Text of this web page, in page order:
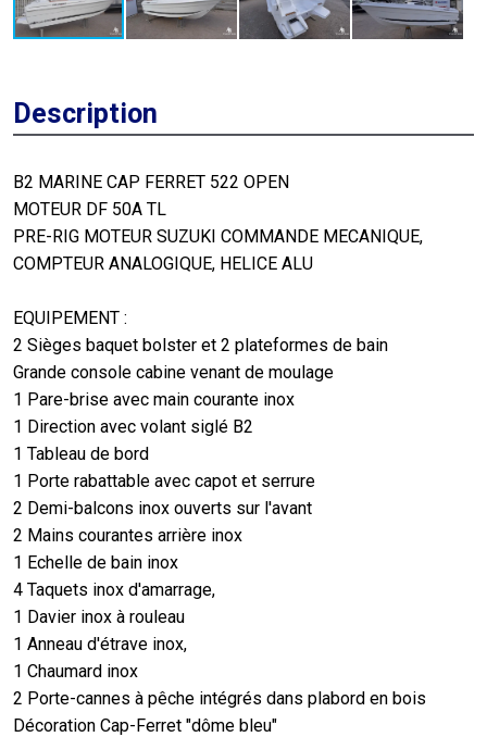
Description
B2 MARINE CAP FERRET 522 OPEN
MOTEUR DF 50A TL
PRE-RIG MOTEUR SUZUKI COMMANDE MECANIQUE,
COMPTEUR ANALOGIQUE, HELICE ALU
EQUIPEMENT :
2 Sièges baquet bolster et 2 plateformes de bain
Grande console cabine venant de moulage
1 Pare-brise avec main courante inox
1 Direction avec volant siglé B2
1 Tableau de bord
1 Porte rabattable avec capot et serrure
2 Demi-balcons inox ouverts sur l'avant
2 Mains courantes arrière inox
1 Echelle de bain inox
4 Taquets inox d'amarrage,
1 Davier inox à rouleau
1 Anneau d'étrave inox,
1 Chaumard inox
2 Porte-cannes à pêche intégrés dans plabord en bois
Décoration Cap-Ferret "dôme bleu"